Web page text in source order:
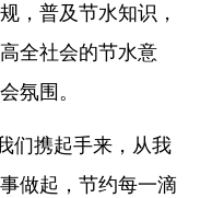
，普及节水知识，
全社会的节水意
氛围。
们携起手来，从我
做起，节约每一滴